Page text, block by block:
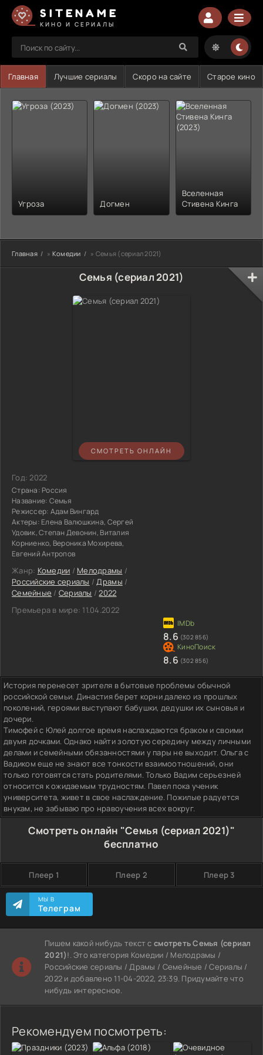
SITENAME
КИНО И СЕРИАЛЫ
Главная Лучшие сериалы Скоро на сайте Старое кино
Угроза Догмен
Вселенная
Стивена Кинга
Главная » Комедии » Семья (сериал 2021)
Семья (сериал 2021)
СМОТРЕТЬ ОНЛАЙН
Год:2022
Страна: Россия
Название: Семья
Режиссер: Адам Вингард
Актеры: Елена Валюшкина, Сергей
Удовик, Степан Девонин, Виталия
Корниенко, Вероника Мохирева,
Евгений Антропов
Жанр: Комедии / Мелодрамы /
Российские сериалы /Драмы /
Семейные / Сериалы /2022
Премьера в мире: 11.04.2022
8.6 (302 856)
8.6 (302 856)
История перенесет зрителя в бытовые проблемы обычной
российской семьи. Династия берет корни далеко из прошлых
поколений, героями выступают бабушки, дедушки их сыновья и
дочери.
Тимофей с Юлей долгое время наслаждаются браком и своими
двумя дочками. Однако найти золотую середину между личными
делами и семейными обязанностями у пары не выходит. Ольга с
Вадиком еще не знают все тонкости взаимоотношений, они
только готовятся стать родителями. Только Вадим серьезней
относится к ожидаемым трудностям. Павел пока ученик
университета, живет в свое наслаждение. Пожилые радуется
внукам, не забываю про нравоучения всех вокруг.
Смотреть онлайн "Семья (сериал 2021)"
бесплатно
Плеер 1 Плеер 2 Плеер 3
МЫ В
Телеграм
Пишем какой нибудь текст ссмотреть Семья (сериал
2021)!. Это категория Комедии / Мелодрамы /
Российские сериалы / Драмы / Семейные / Сериалы /
2022 и добавлено 11-04-2022, 23:39. Придумайте что
нибудь интересное.
Рекомендуем посмотреть: